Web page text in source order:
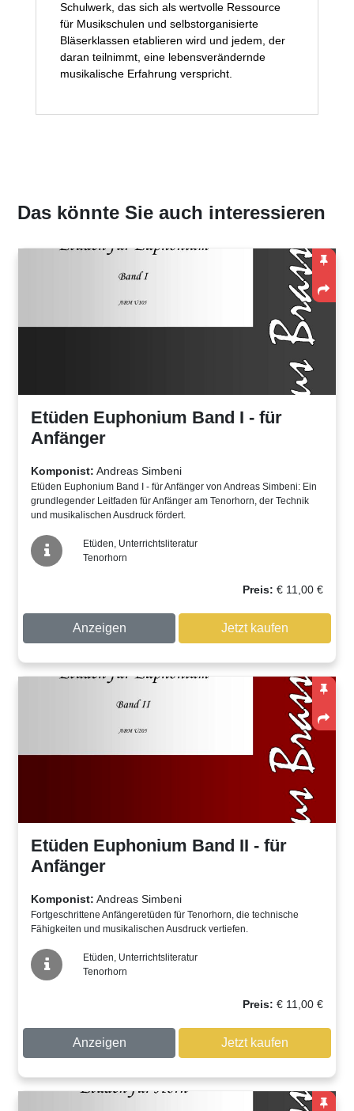
Schulwerk, das sich als wertvolle Ressource
für Musikschulen und selbstorganisierte
Bläserklassen etablieren wird und jedem, der
daran teilnimmt, eine lebensverändernde
musikalische Erfahrung verspricht.
Das könnte Sie auch interessieren
Etüden Euphonium Band I - für
Anfänger
Komponist: Andreas Simbeni
Etüden Euphonium Band I - für Anfänger von Andreas Simbeni: Ein
grundlegender Leitfaden für Anfänger am Tenorhorn, der Technik
und musikalischen Ausdruck fördert.
Etüden, Unterrichtsliteratur
Tenorhorn
Preis: €11,00€
Anzeigen Jetzt kaufen
Etüden Euphonium Band II - für
Anfänger
Komponist: Andreas Simbeni
Fortgeschrittene Anfängeretüden für Tenorhorn, die technische
Fähigkeiten und musikalischen Ausdruck vertiefen.
Etüden, Unterrichtsliteratur
Tenorhorn
Preis: €11,00€
Anzeigen Jetzt kaufen